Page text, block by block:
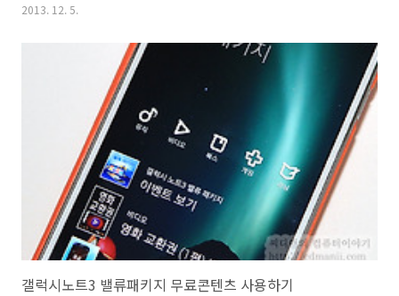
지금 해두긴 했는데 요금제에 비해서 전화통화량을 너무 많이 써서 요금
제를 바꿀까 심히 고심이 되네요. 여러분들도 한번 검색을 해보세요. 데
이타는 얼마나 사용하는지 그리고 전화는 얼마나하는지 등을 입력하면
통신사별로 추천하는 요금제를 볼 수 있습니다. 전화 데이타 무제한에 요
금도 저렴한게 있으면 좋겠는데 없겠죠? 적당한것을 지금 찾아보도록 합
시다. http://www.smar..
2013. 12. 5.
갤럭시노트3 밸류패키지 무료콘텐츠 사용하기